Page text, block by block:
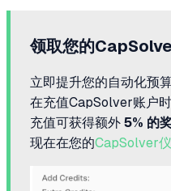
领取您的
立即提升您的自动化预算
在充值CapSolver账户
充值可获得额外 5% 的
现在在您的CapSolver